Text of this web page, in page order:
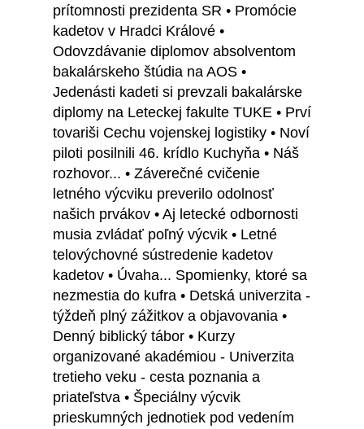
prítomnosti prezidenta SR • Promócie
kadetov v Hradci Králové •
Odovzdávanie diplomov absolventom
bakalárskeho štúdia na AOS •
Jedenásti kadeti si prevzali bakalárske
diplomy na Leteckej fakulte TUKE • Prví
tovariši Cechu vojenskej logistiky • Noví
piloti posilnili 46. krídlo Kuchyňa • Náš
rozhovor... • Záverečné cvičenie
letného výcviku preverilo odolnosť
našich prvákov • Aj letecké odbornosti
musia zvládať poľný výcvik • Letné
telovýchovné sústredenie kadetov
kadetov • Úvaha... Spomienky, ktoré sa
nezmestia do kufra • Detská univerzita -
týždeň plný zážitkov a objavovania •
Denný biblický tábor • Kurzy
organizované akadémiou - Univerzita
tretieho veku - cesta poznania a
priateľstva • Špeciálny výcvik
prieskumných jednotiek pod vedením